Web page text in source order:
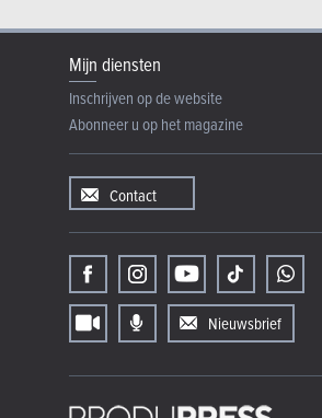
Mijn diensten
Inschrijven op de website
Abonneer u op het magazine
Contact
Nieuwsbrief